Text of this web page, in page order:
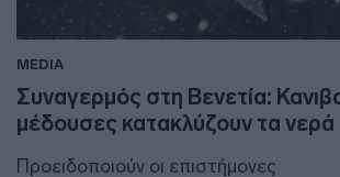
MEDIA
Συναγερμός στη Βενετία:
μέδουσες κατακλύζουν τα νερά
Προειδοποιούν οι επιστήμονες